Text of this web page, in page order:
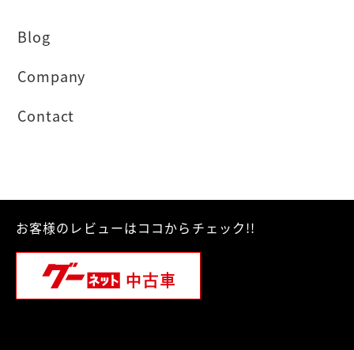
Blog
Company
Contact
お客様のレビューはココからチェック!!